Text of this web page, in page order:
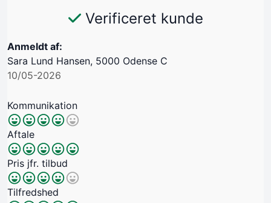
Verificeret kunde
Anmeldt af:
Sara Lund Hansen, 5000 Odense C
10/05-2026
Kommunikation
Aftale
Pris jfr. tilbud
Tilfredshed